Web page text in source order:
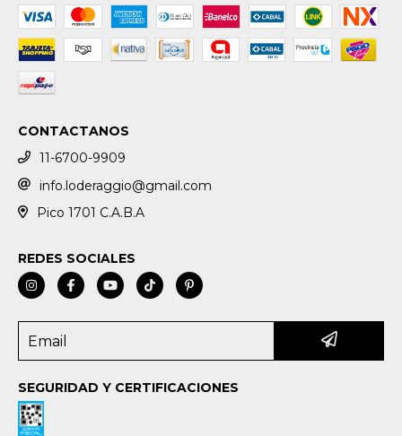
CONTACTANOS
11-6700-9909
info.loderaggio@gmail.com
Pico 1701 C.A.B.A
REDES SOCIALES
SEGURIDAD Y CERTIFICACIONES